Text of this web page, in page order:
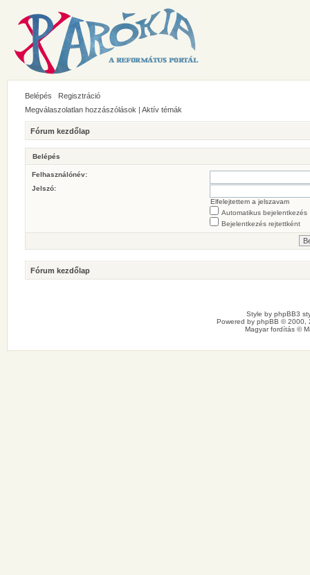
Belépés
Regisztráció
Megválaszolatlan hozzászólások | Aktív témák
Fórum kezdőlap
Belépés
Felhasználónév:
Jelszó:
Elfelejtettem a jelszavam
Automatikus bejelentkezés
Bejelentkezés rejtettként
Fórum kezdőlap
Style by phpBB3
Powered by phpBB © 2000,
Magyar fordítás ©